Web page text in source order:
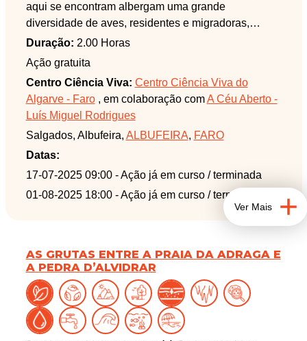
aqui se encontram albergam uma grande
diversidade de aves, residentes e migradoras,
facilmente observáveis a partir dos pontos por nós
selecionados. Se tem interesse, ou mesmo só
curiosidade, por estes extraordinários animais,
venha connosco descobrir as espécies mais
comuns (e, quem sabe, até alguma raridade!) que
existem no concelho de Albufeira.
Esta atividade decorre na área protegida Reserva
Natural proposta da Lagoa dos Salgados.
Duração: 2.00 Horas
Ação gratuita
Centro Ciência Viva: Centro Ciência Viva do
Algarve - Faro, em colaboração comA Céu Aberto -
Luís Miguel Rodrigues
Salgados, Albufeira, ALBUFEIRA, FARO
Datas:
17-07-2025 09:00 - Ação já em curso / terminada
01-08-2025 18:00 - Ação já em curso / terminada
Ver Mais
AS GRUTAS ENTRE A PRAIA DA ADRAGA E
A PEDRA D’ALVIDRAR